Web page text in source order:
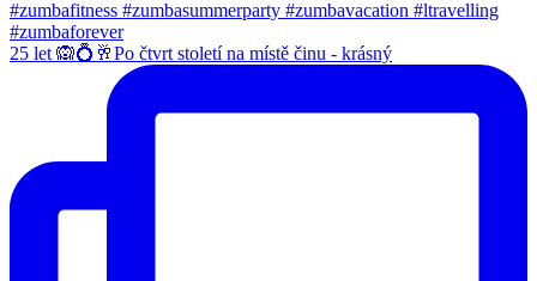
25 let 🙉💍🥂Po čtvrt století na místě činu - krásný